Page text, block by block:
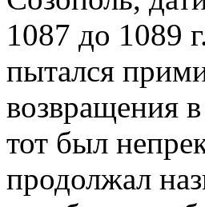
1087 до 1089
пытался
возвращения
тот был
продолжал